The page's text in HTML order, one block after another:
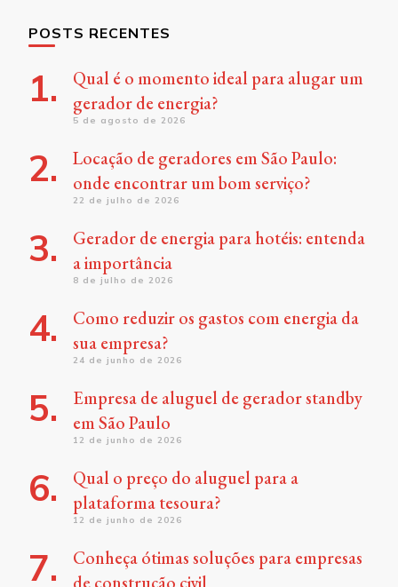
POSTS RECENTES
Qual é o momento ideal para alugar um
gerador de energia?
5 de agosto de 2026
Locação de geradores em São Paulo:
onde encontrar um bom serviço?
22 de julho de 2026
Gerador de energia para hotéis: entenda
a importância
8 de julho de 2026
Como reduzir os gastos com energia da
sua empresa?
24 de junho de 2026
Empresa de aluguel de gerador standby
em São Paulo
12 de junho de 2026
Qual o preço do aluguel para a
plataforma tesoura?
12 de junho de 2026
Conheça ótimas soluções para empresas
de construção civil